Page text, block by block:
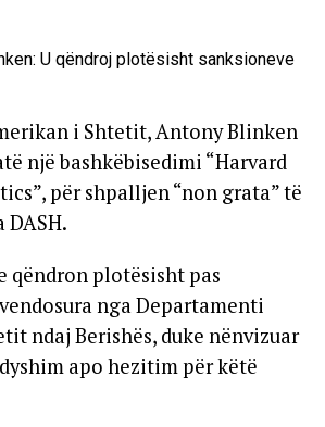
i Shtetit, Antony Blinken
një bashkëbisedimi “Harvard
për shpalljen “non grata” të
DASH.
qëndron plotësisht pas
nga Departamenti
ndaj Berishës, duke nënvizuar
apo hezitim për këtë